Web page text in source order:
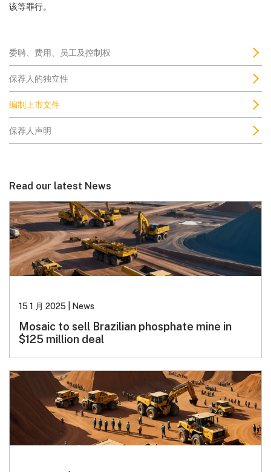
该等罪行。
委聘、费用、员工及控制权
保荐人的独立性
编制上市文件
保荐人声明
Read our latest News
15 1 月 2025 News
Mosaic to sell Brazilian phosphate mine in
$125 million deal